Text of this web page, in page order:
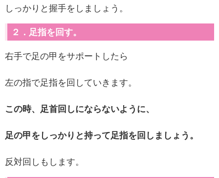
しっかりと握手をしましょう。
２．足指を回す。
右手で足の甲をサポートしたら
左の指で足指を回していきます。
この時、足首回しにならないように、
足の甲をしっかりと持って足指を回しましょう。
反対回しもします。